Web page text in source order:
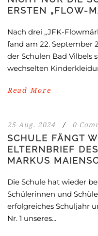
ERSTEN „FLOW-
Nach drei „JFK-
fand am 22. September
der Schulen Bad Vilbels
wechselten
Read More
25 Aug. 2024 / 0
SCHULE FÄNGT
ELTERNBRIEF
MARKUS
Die Schule hat wieder
Schülerinnen und
erfolgreiches Schuljahr
Nr. 1 unseres...